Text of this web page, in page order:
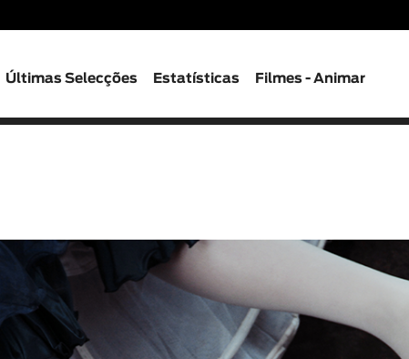
Últimas Selecções Estatísticas Filmes - Animar